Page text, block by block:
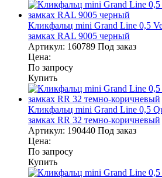
Кликфальц mini Grand Line 0,5
замках RAL 9005 черный
Артикул: 160789 Под заказ
Цена:
По запросу
Купить
Кликфальц mini Grand Line 0,5
замках RR 32 темно-коричневый
Артикул: 190440 Под заказ
Цена:
По запросу
Купить